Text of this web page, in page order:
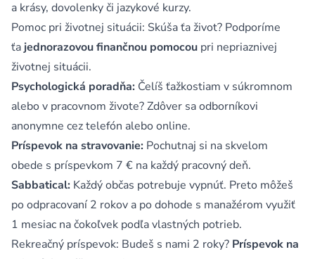
a krásy, dovolenky či jazykové kurzy.
Pomoc pri životnej situácii: Skúša ťa život? Podporíme
ťa jednorazovou finančnou pomocou pri nepriaznivej
životnej situácii.
Psychologická poradňa: Čelíš ťažkostiam v súkromnom
alebo v pracovnom živote? Zdôver sa odborníkovi
anonymne cez telefón alebo online.
Príspevok na stravovanie: Pochutnaj si na skvelom
obede s príspevkom 7 € na každý pracovný deň.
Sabbatical: Každý občas potrebuje vypnúť. Preto môžeš
po odpracovaní 2 rokov a po dohode s manažérom využiť
1 mesiac na čokoľvek podľa vlastných potrieb.
Rekreačný príspevok: Budeš s nami 2 roky? Príspevok na